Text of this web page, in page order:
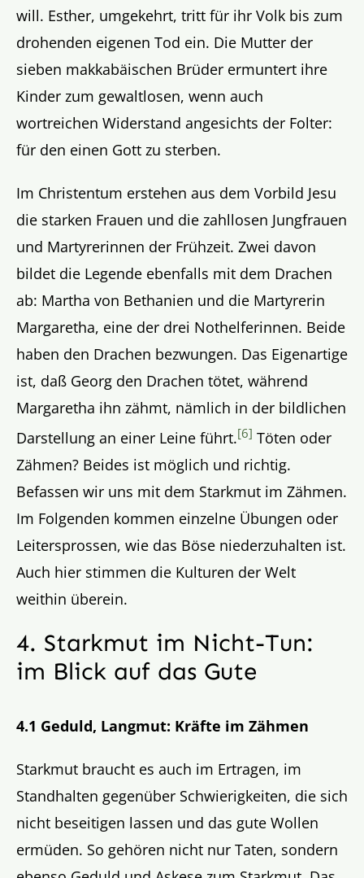
will. Esther, umgekehrt, tritt für ihr Volk bis zum
drohenden eigenen Tod ein. Die Mutter der
sieben makkabäischen Brüder ermuntert ihre
Kinder zum gewaltlosen, wenn auch
wortreichen Widerstand angesichts der Folter:
für den einen Gott zu sterben.
Im Christentum erstehen aus dem Vorbild Jesu
die starken Frauen und die zahllosen Jungfrauen
und Martyrerinnen der Frühzeit. Zwei davon
bildet die Legende ebenfalls mit dem Drachen
ab: Martha von Bethanien und die Martyrerin
Margaretha, eine der drei Nothelferinnen. Beide
haben den Drachen bezwungen. Das Eigenartige
ist, daß Georg den Drachen tötet, während
Margaretha ihn zähmt, nämlich in der bildlichen
Darstellung an einer Leine führt.[6] Töten oder
Zähmen? Beides ist möglich und richtig.
Befassen wir uns mit dem Starkmut im Zähmen.
Im Folgenden kommen einzelne Übungen oder
Leitersprossen, wie das Böse niederzuhalten ist.
Auch hier stimmen die Kulturen der Welt
weithin überein.
4. Starkmut im Nicht-Tun:
im Blick auf das Gute
4.1 Geduld, Langmut: Kräfte im Zähmen
Starkmut braucht es auch im Ertragen, im
Standhalten gegenüber Schwierigkeiten, die sich
nicht beseitigen lassen und das gute Wollen
ermüden. So gehören nicht nur Taten, sondern